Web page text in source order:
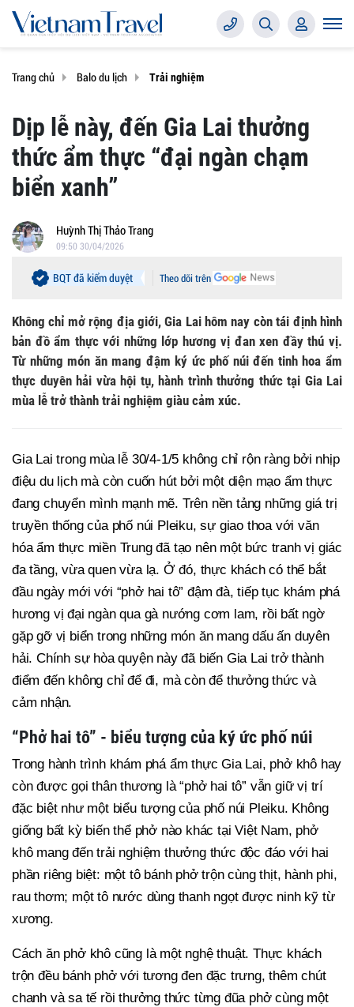
Trang chủ Balo du lịch Trải nghiệm
Dịp lễ này, đến Gia Lai thưởng
thức ẩm thực “đại ngàn chạm
biển xanh”
Huỳnh Thị Thảo Trang
09:50 30/04/2026
Theo dõi trên
BQT đã kiểm duyệt
Không chỉ mở rộng địa giới, Gia Lai hôm nay còn tái định hình
bản đồ ẩm thực với những lớp hương vị đan xen đầy thú vị.
Từ những món ăn mang đậm ký ức phố núi đến tinh hoa ẩm
thực duyên hải vừa hội tụ, hành trình thưởng thức tại Gia Lai
mùa lễ trở thành trải nghiệm giàu cảm xúc.
Gia Lai trong mùa lễ 30/4-1/5 không chỉ rộn ràng bởi nhịp
điệu du lịch mà còn cuốn hút bởi một diện mạo ẩm thực
đang chuyển mình mạnh mẽ. Trên nền tảng những giá trị
truyền thống của phố núi Pleiku, sự giao thoa với văn
hóa ẩm thực miền Trung đã tạo nên một bức tranh vị giác
đa tầng, vừa quen vừa lạ. Ở đó, thực khách có thể bắt
đầu ngày mới với “phở hai tô” đậm đà, tiếp tục khám phá
hương vị đại ngàn qua gà nướng cơm lam, rồi bất ngờ
gặp gỡ vị biển trong những món ăn mang dấu ấn duyên
hải. Chính sự hòa quyện này đã biến Gia Lai trở thành
điểm đến không chỉ để đi, mà còn để thưởng thức và
cảm nhận.
“Phở hai tô” - biểu tượng của ký ức phố núi
Trong hành trình khám phá ẩm thực Gia Lai, phở khô hay
còn được gọi thân thương là “phở hai tô” vẫn giữ vị trí
đặc biệt như một biểu tượng của phố núi Pleiku. Không
giống bất kỳ biến thể phở nào khác tại Việt Nam, phở
khô mang đến trải nghiệm thưởng thức độc đáo với hai
phần riêng biệt: một tô bánh phở trộn cùng thịt, hành phi,
rau thơm; một tô nước dùng thanh ngọt được ninh kỹ từ
xương.
Cách ăn phở khô cũng là một nghệ thuật. Thực khách
trộn đều bánh phở với tương đen đặc trưng, thêm chút
chanh và sa tế rồi thưởng thức từng đũa phở cùng một